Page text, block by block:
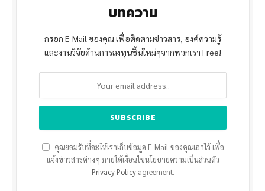
บทความ
กรอก E-Mail ของคุณ เพื่อติดตามข่าวสาร, องค์ความรู้
และงานวิจัยด้านการลงทุนชิ้นใหม่ๆจากพวกเรา Free!
คุณยอมรับที่จะให้เราเก็บข้อมูล E-Mail ของคุณเอาไว้ เพื่อ
แจ้งข่าวสารต่างๆ ภายใต้เงื่อนไขนโยบายความเป็นส่วนตัว
Privacy Policyagreement.